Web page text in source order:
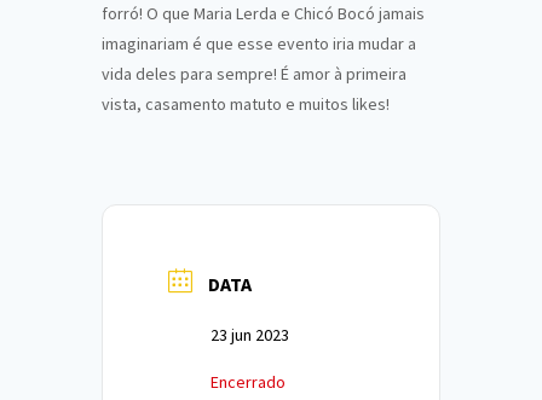
forró! O que Maria Lerda e Chicó Bocó jamais
imaginariam é que esse evento iria mudar a
vida deles para sempre! É amor à primeira
vista, casamento matuto e muitos likes!
DATA
23 jun 2023
Encerrado